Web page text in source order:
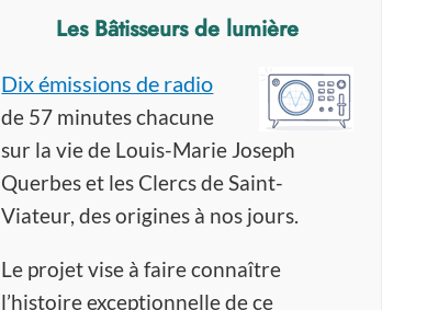
Les Bâtisseurs de lumière
Dix émissions de radio
de 57 minutes chacune
sur la vie de Louis-Marie Joseph
Querbes et les Clercs de Saint-
Viateur, des origines à nos jours.
Le projet vise à faire connaître
l’histoire exceptionnelle de ce